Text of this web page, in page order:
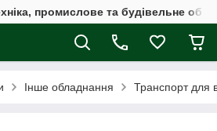
промислове та будівельне
Інше обладнання Транспорт для